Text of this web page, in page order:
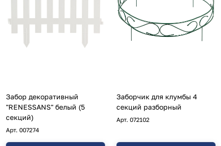
Забор декоративный
"RENESSANS" белый (5
секций)
Арт. 007274
Заборчик для клумбы 4
секций разборный
Арт. 072102